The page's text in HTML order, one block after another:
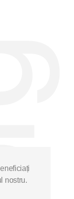
nostru.